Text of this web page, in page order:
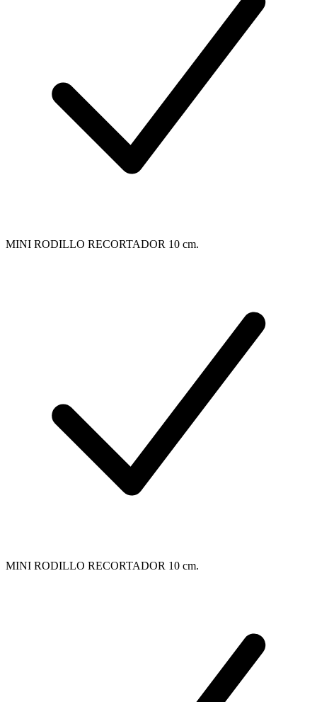
MINI RODILLO RECORTADOR 10 cm.
MINI RODILLO RECORTADOR 10 cm.